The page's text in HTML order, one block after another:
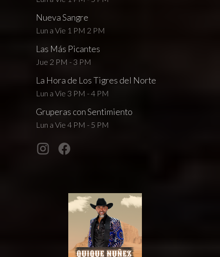
Nueva Sangre
Lun a Vie 1 PM 2 PM
Las Más Picantes
Jue 2 PM - 3 PM
La Hora de Los Tigres del Norte
Lun a Vie 3 PM - 4 PM
Gruperas con Sentimiento
Lun a Vie 4 PM - 5 PM